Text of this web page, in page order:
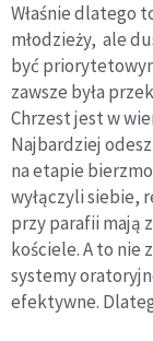
Właśnie dlatego
młodzieży, ale
być
zawsze była
Chrzest jest w
Najbardziej
na etapie
wyłączyli siebie,
przy parafii mają
kościele. A to nie
systemy
efektywne.